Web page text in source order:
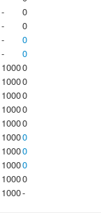
-
0
-
0
-
0
-
0
10000
10000
10000
10000
10000
10000
10000
10000
10000
1000-